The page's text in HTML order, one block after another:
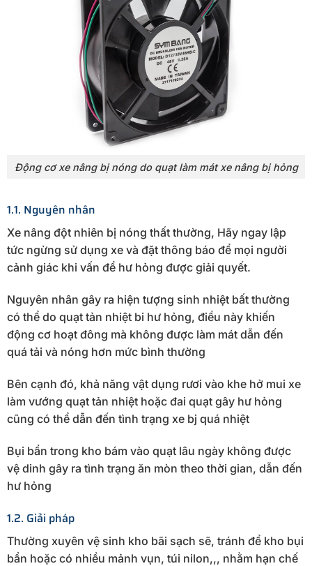
Động cơ xe nâng bị nóng do quạt làm mát xe nâng bị hỏng
1.1. Nguyên nhân
Xe nâng đột nhiên bị nóng thất thường, Hãy ngay lập
tức ngừng sử dụng xe và đặt thông báo để mọi người
cảnh giác khi vấn để hư hỏng được giải quyết.
Nguyên nhân gây ra hiện tượng sinh nhiệt bất thường
có thể do quạt tản nhiệt bi hư hỏng, điều này khiến
động cơ hoạt đông mà không được làm mát dẫn đến
quá tải và nóng hơn mức bình thường
Bên cạnh đó, khả năng vật dụng rươi vào khe hở mui xe
làm vướng quạt tản nhiệt hoặc đai quạt gây hư hỏng
cũng có thể dẫn đến tình trạng xe bj quá nhiệt
Bụi bẩn trong kho bám vào quạt lâu ngày không được
vệ dinh gây ra tình trạng ăn mòn theo thời gian, dẫn đến
hư hỏng
1.2. Giải pháp
Thường xuyên vệ sinh kho bãi sạch sẽ, tránh để kho bụi
bẩn hoặc có nhiều mảnh vụn, túi nilon,,, nhằm hạn chế